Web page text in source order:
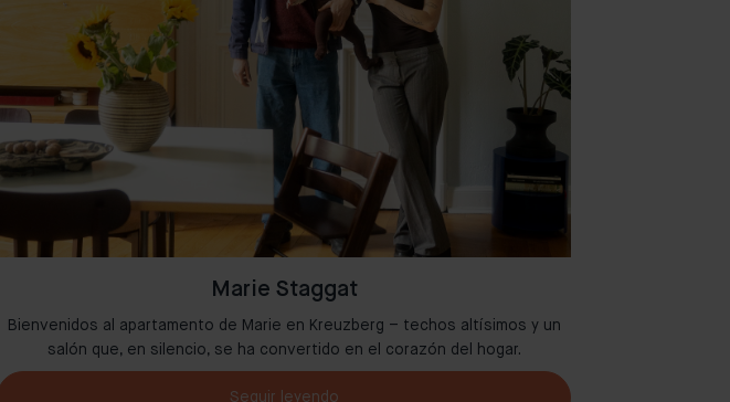
Marie Staggat
Bienvenidos al apartamento de Marie en Kreuzberg – techos altísimos y un
salón que, en silencio, se ha convertido en el corazón del hogar.
Seguir leyendo